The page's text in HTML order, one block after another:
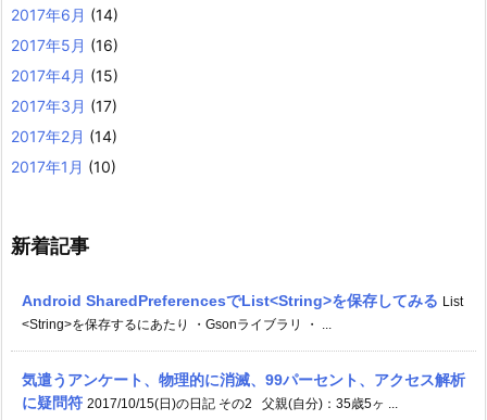
2017年6月 (14)
2017年5月 (16)
2017年4月 (15)
2017年3月 (17)
2017年2月 (14)
2017年1月 (10)
新着記事
Android SharedPreferencesでList<String>を保存してみる List
<String>を保存するにあたり ・Gsonライブラリ ・ ...
気遣うアンケート、物理的に消滅、99パーセント、アクセス解析
に疑問符 2017/10/15(日)の日記 その2 父親(自分)：35歳5ヶ ...